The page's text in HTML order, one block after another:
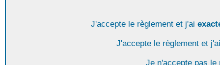
J'accepte le règlement et j'ai
J'accepte le règlement et
Je n'accepte pas le